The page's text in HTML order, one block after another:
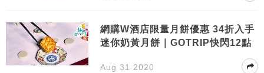
網購W酒店限量月餅優惠 34折入手
迷你奶黃月餅｜GOTRIP快閃12點
Aug 31 2020